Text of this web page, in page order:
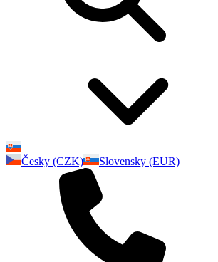
Česky (CZK)
Slovensky (EUR)